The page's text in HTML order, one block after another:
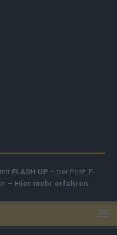
FLASH UP – per Post, E-
– Hier mehr erfahren.